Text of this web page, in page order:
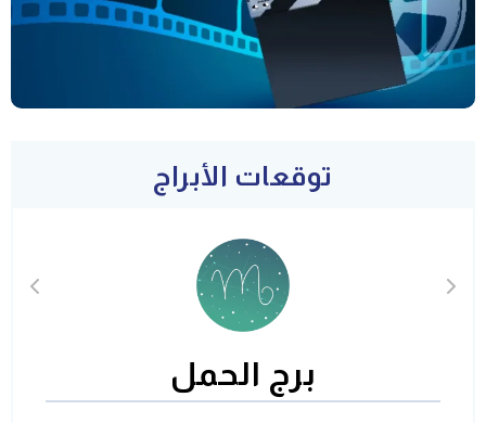
توقعات الأبراج
برج الحمل